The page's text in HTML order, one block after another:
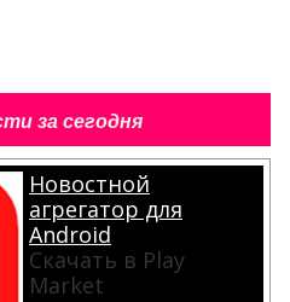
за сегодня
Новостной
агрегатор для
Android
Скачать в Play
Market